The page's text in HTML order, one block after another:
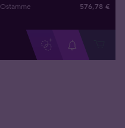
Ostamme 576,78 €